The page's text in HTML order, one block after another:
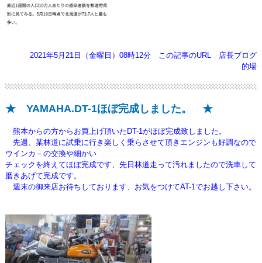
2021年5月21日（金曜日）08時12分 この記事のURL
店長ブログ
的場
★ YAMAHA.DT-1ほぼ完成しました。 ★
熊本からの方からお買上げ頂いたDT-1がほぼ完成致しました。
先週、某林道に試乗に行き楽しく乗らさせて頂きエンジンも好調なので
ウインカ－の交換や細かい
チェックを終えてほぼ完成です、先日林道走って汚れましたので洗車して
磨きあげて完成です。
週末の御来店お待ちしております、お気をつけてAT-1でお越し下さい。